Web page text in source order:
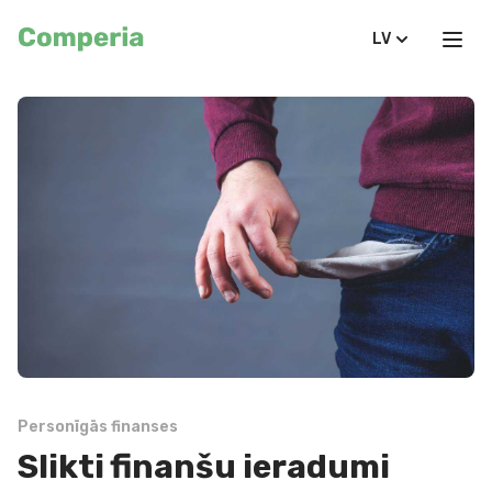
LV
Personīgās finanses
Slikti finanšu ieradumi